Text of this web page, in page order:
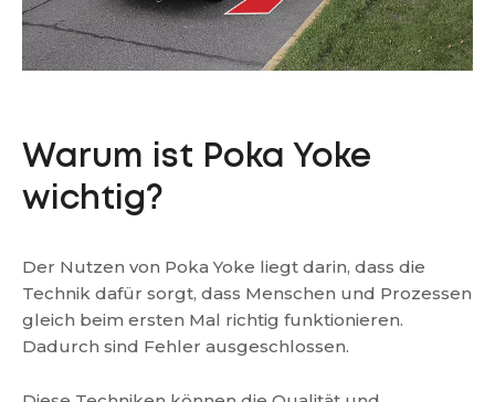
Warum ist Poka Yoke
wichtig?
Der Nutzen von Poka Yoke liegt darin, dass die
Technik dafür sorgt, dass Menschen und Prozessen
gleich beim ersten Mal richtig funktionieren.
Dadurch sind Fehler ausgeschlossen.